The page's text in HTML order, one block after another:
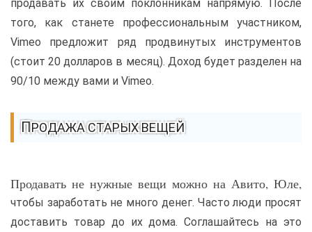
продавать их своим поклонникам напрямую. После
того, как станете профессиональным участником,
Vimeo предложит ряд продвинутых инструментов
(стоит 20 долларов в месяц). Доход будет разделен на
90/10 между вами и Vimeo.
ПРОДАЖА СТАРЫХ ВЕЩЕЙ
Продавать не нужные вещи можно на Авито, Юле,
чтобы заработать не много денег. Часто люди просят
доставить товар до их дома. Соглашайтесь на это